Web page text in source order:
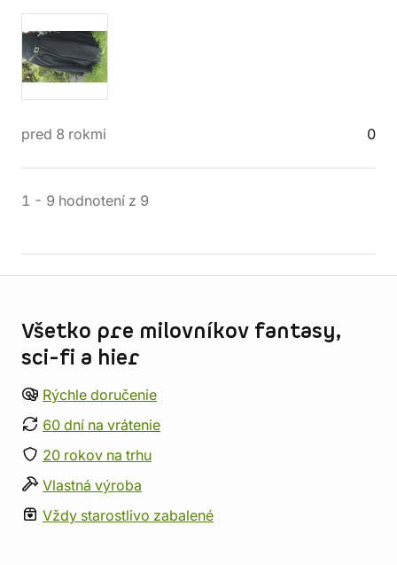
pred 8 rokmi 0
1 - 9 hodnotení z 9
Všetko pre milovníkov fantasy,
sci-fi a hier
Rýchle doručenie
60 dní na vrátenie
20 rokov na trhu
Vlastná výroba
Vždy starostlivo zabalené